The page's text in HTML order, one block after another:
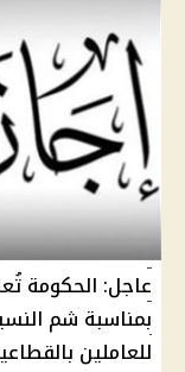
بمناسبة شم
للعاملين